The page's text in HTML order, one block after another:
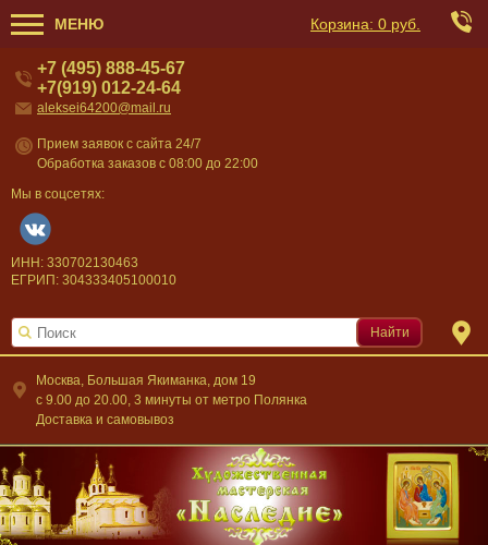
МЕНЮ Корзина: 0 руб.
Москва, Большая Якиманка, дом 19
c 9.00 до 20.00, 3 минуты от метро Полянка
Доставка и самовывоз
+7 (495) 888-45-67
+7(919) 012-24-64
aleksei64200@mail.ru
Прием заявок с сайта 24/7
Обработка заказов с 08:00 до 22:00
Мы в соцсетях:
ИНН: 330702130463
ЕГРИП: 304333405100010
Найти